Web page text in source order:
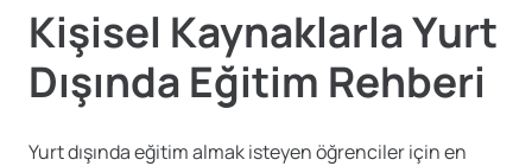
Kişisel Kaynaklarla Yurt
Dışında Eğitim Rehberi
Yurt dışında eğitim almak isteyen öğrenciler için en